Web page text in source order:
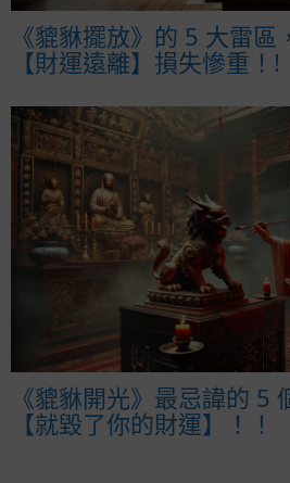
《貔貅擺放》的 5 大雷
【財運遠離】損失慘重！!
《貔貅開光》最忌諱的 5
【就毀了你的財運】！！